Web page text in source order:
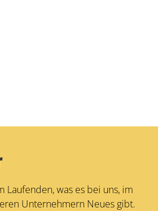
Laufenden, was es bei uns, im
Unternehmern Neues gibt.